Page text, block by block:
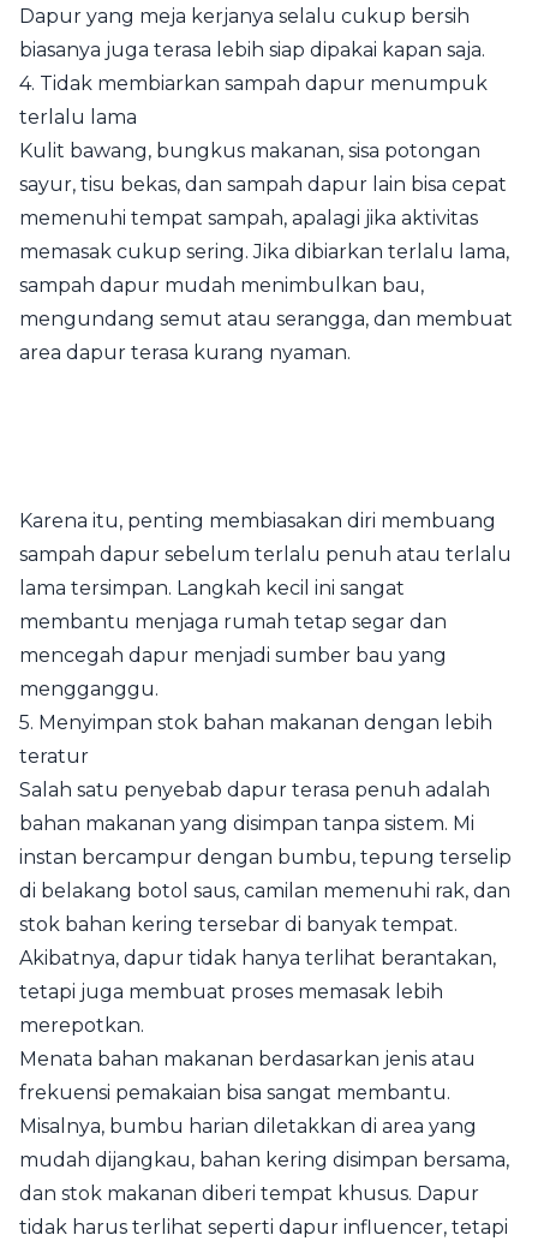
Dapur yang meja kerjanya selalu cukup bersih
biasanya juga terasa lebih siap dipakai kapan saja.
4. Tidak membiarkan sampah dapur menumpuk
terlalu lama
Kulit bawang, bungkus makanan, sisa potongan
sayur, tisu bekas, dan sampah dapur lain bisa cepat
memenuhi tempat sampah, apalagi jika aktivitas
memasak cukup sering. Jika dibiarkan terlalu lama,
sampah dapur mudah menimbulkan bau,
mengundang semut atau serangga, dan membuat
area dapur terasa kurang nyaman.
Karena itu, penting membiasakan diri membuang
sampah dapur sebelum terlalu penuh atau terlalu
lama tersimpan. Langkah kecil ini sangat
membantu menjaga rumah tetap segar dan
mencegah dapur menjadi sumber bau yang
mengganggu.
5. Menyimpan stok bahan makanan dengan lebih
teratur
Salah satu penyebab dapur terasa penuh adalah
bahan makanan yang disimpan tanpa sistem. Mi
instan bercampur dengan bumbu, tepung terselip
di belakang botol saus, camilan memenuhi rak, dan
stok bahan kering tersebar di banyak tempat.
Akibatnya, dapur tidak hanya terlihat berantakan,
tetapi juga membuat proses memasak lebih
merepotkan.
Menata bahan makanan berdasarkan jenis atau
frekuensi pemakaian bisa sangat membantu.
Misalnya, bumbu harian diletakkan di area yang
mudah dijangkau, bahan kering disimpan bersama,
dan stok makanan diberi tempat khusus. Dapur
tidak harus terlihat seperti dapur influencer, tetapi